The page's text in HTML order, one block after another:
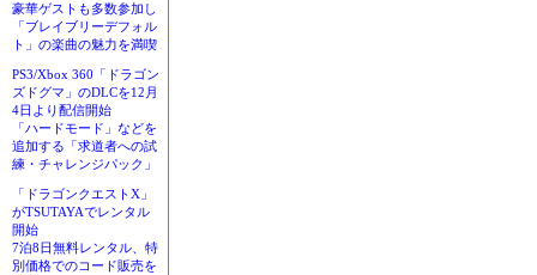
豪華ゲストも多数参加し
「ブレイブリーデフォル
ト」の楽曲の魅力を満喫
PS3/Xbox 360「ドラゴン
ズドグマ」のDLCを12月
4日より配信開始
「ハードモード」などを
追加する「求道者への試
練・チャレンジパック」
「ドラゴンクエストX」
がTSUTAYAでレンタル
開始
7泊8日無料レンタル、特
別価格でのコード販売を